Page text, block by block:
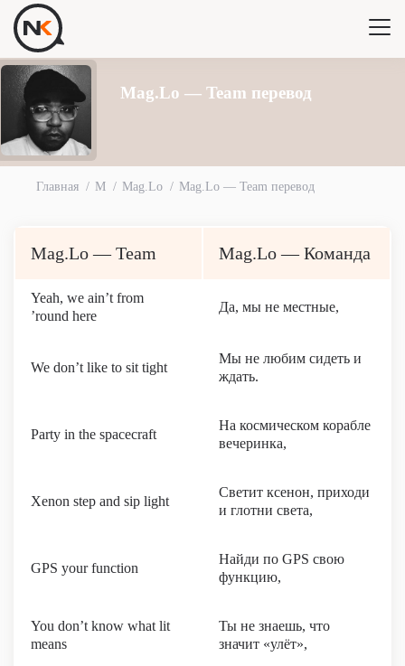
Mag.Lo — Team перевод
Главная M Mag.Lo Mag.Lo — Team перевод
Mag.Lo — Team Mag.Lo — Команда
Yeah, we ain’t from
’round here
Да, мы не местные,
We don’t like to sit tight
Мы не любим сидеть и
ждать.
Party in the spacecraft
На космическом корабле
вечеринка,
Xenon step and sip light
Светит ксенон, приходи
и глотни света,
GPS your function
Найди по GPS свою
функцию,
You don’t know what lit
means
Ты не знаешь, что
значит «улёт»,